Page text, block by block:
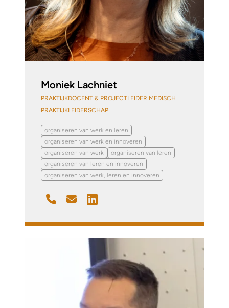
Moniek Lachniet
PRAKTIJKDOCENT & PROJECTLEIDER MEDISCH
PRAKTIJKLEIDERSCHAP
organiseren van werk en leren
organiseren van werk en innoveren
organiseren van werk
organiseren van leren
organiseren van leren en innoveren
organiseren van werk, leren en innoveren